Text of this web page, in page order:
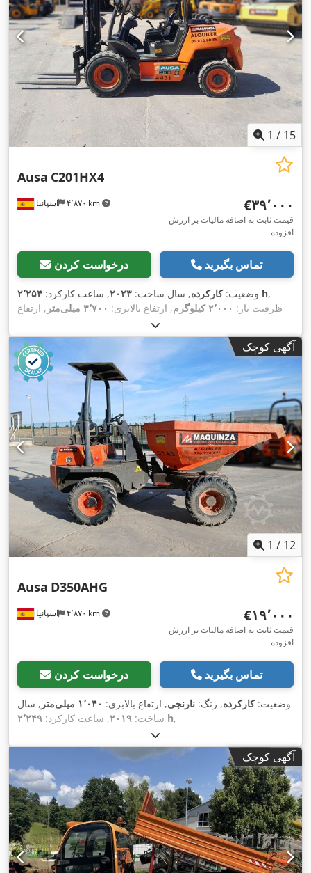
1 / 15
اسپانیا ۴٬۸۷۰ km
Ausa C201HX4
‎€۳۹٬۰۰۰
قیمت ثابت به اضافه مالیات بر ارزش
افزوده
درخواست کردن تماس بگیرید
وضعیت:کارکرده, سال ساخت: ۲۰۲۳, ساعت کارکرد: ۲٬۲۵۴ h,
ظرفیت بار: ۲٬۰۰۰ کیلوگرم , ارتفاع بالابری: ۳٬۷۰۰ میلی‌متر
, ارتفاع
, طول کل:۴٬۳۸۰ میلی‌متر
میلی‌متر, تجهیزات:چهار چرخ محرک ,
آگهی کوچک
1 / 12
اسپانیا ۴٬۸۷۰ km
Ausa D350AHG
‎€۱۹٬۰۰۰
قیمت ثابت به اضافه مالیات بر ارزش
افزوده
درخواست کردن تماس بگیرید
وضعیت:کارکرده, رنگ: نارنجی, ارتفاع بالابری: ۱٬۰۴۰ میلی‌متر
, سال
ساخت: ۲۰۱۹, ساعت کارکرد: ۲٬۲۴۹ h,
آگهی کوچک